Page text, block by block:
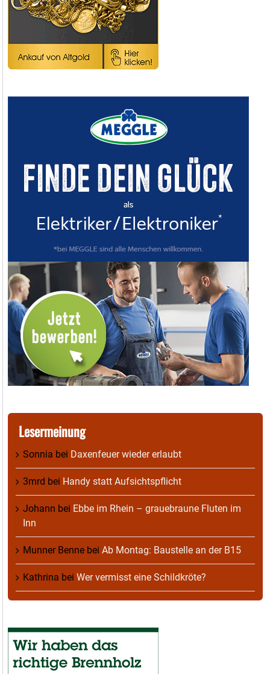
Lesermeinung
Sonnia bei Daxenfeuer wieder erlaubt
3mrd bei Handy statt Aufsichtspflicht
Johann bei Ebbe im Rhein – grauebraune Fluten im
Inn
Munner Benne bei Ab Montag: Baustelle an der B15
Kathrina bei Wer vermisst eine Schildkröte?